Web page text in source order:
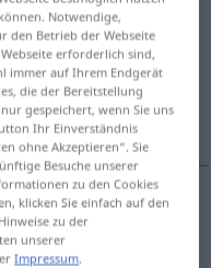
antippen)
Notwendige,
den Betrieb der Webseite
erforderlich sind,
immer auf Ihrem Endgerät
die der Bereitstellung
gespeichert, wenn Sie uns
Ihr Einverständnis
ohne Akzeptieren“. Sie
Besuche unserer
zu den Cookies
klicken Sie einfach auf den
zu der
unserer
Impressum.